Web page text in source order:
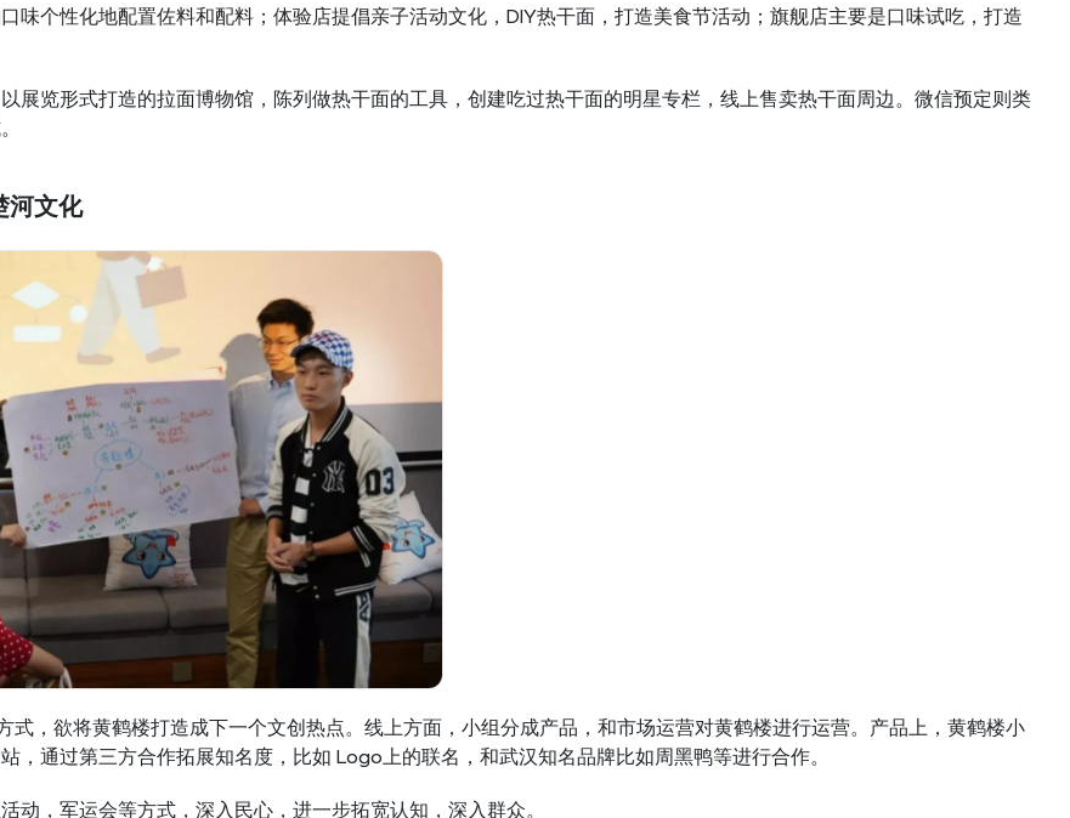
味个性化地配置佐料和配料；体验店提倡亲子活动文化，DIY热干面，打造美食节活动；旗舰店主要是口味试吃，打造
展览形式打造的拉面博物馆，陈列做热干面的工具，创建吃过热干面的明星专栏，线上售卖热干面周边。微信预定则类
文化
式，欲将黄鹤楼打造成下一个文创热点。线上方面，小组分成产品，和市场运营对黄鹤楼进行运营。产品上，黄鹤楼小
，通过第三方合作拓展知名度，比如 Logo上的联名，和武汉知名品牌比如周黑鸭等进行合作。
动，军运会等方式，深入民心，进一步拓宽认知，深入群众。